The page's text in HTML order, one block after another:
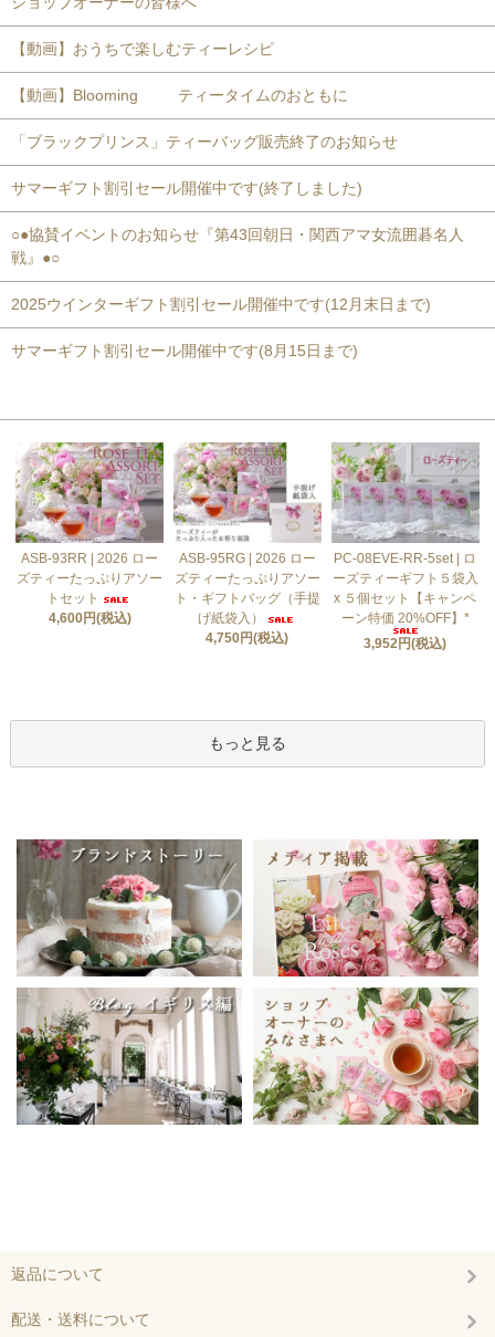
【動画】おうちで楽しむティーレシピ
【動画】Blooming ティータイムのおともに
「ブラックプリンス」ティーバッグ販売終了のお知らせ
サマーギフト割引セール開催中です(終了しました)
○●協賛イベントのお知らせ『第43回朝日・関西アマ女流囲碁名人
戦』●○
2025ウインターギフト割引セール開催中です(12月末日まで)
サマーギフト割引セール開催中です(8月15日まで)
ASB-93RR | 2026 ロー
ズティーたっぷりアソー
トセット
4,600円(税込)
ASB-95RG | 2026 ロー
ズティーたっぷりアソー
ト・ギフトバッグ（手提
げ紙袋入）
4,750円(税込)
PC-08EVE-RR-5set | ロ
ーズティーギフト５袋入
x ５個セット【キャンペ
ーン特価 20%OFF】*
3,952円(税込)
もっと見る
返品について
配送・送料について